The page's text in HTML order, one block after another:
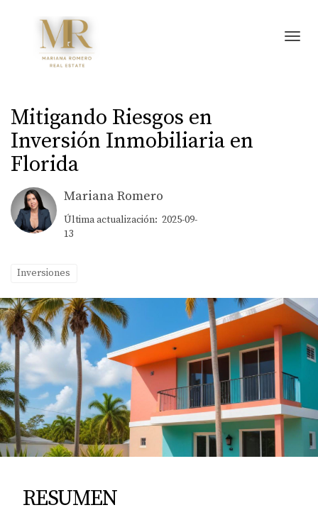
Mitigando Riesgos en
Inversión Inmobiliaria en
Florida
Mariana Romero
Última actualización: 2025-09-
13
Inversiones
RESUMEN